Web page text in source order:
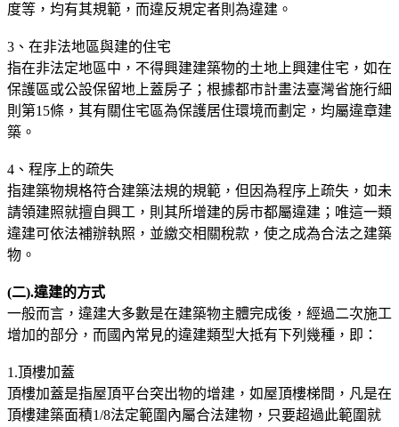
度等，均有其規範，而違反規定者則為違建。
3、在非法地區與建的住宅
指在非法定地區中，不得興建建築物的土地上興建住宅，如在
保護區或公設保留地上蓋房子；根據都市計畫法臺灣省施行細
則第15條，其有關住宅區為保護居住環境而劃定，均屬違章建
築。
4、程序上的疏失
指建築物規格符合建築法規的規範，但因為程序上疏失，如未
請領建照就擅自興工，則其所增建的房市都屬違建；唯這一類
違建可依法補辦執照，並繳交相關稅款，使之成為合法之建築
物。
(二).違建的方式
一般而言，違建大多數是在建築物主體完成後，經過二次施工
增加的部分，而國內常見的違建類型大抵有下列幾種，即：
1.頂樓加蓋
頂樓加蓋是指屋頂平台突出物的增建，如屋頂樓梯間，凡是在
頂樓建築面積1/8法定範圍內屬合法建物，只要超過此範圍就